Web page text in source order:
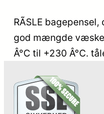
RÃSLE
god mængde
Â°C til +230 Â°C.